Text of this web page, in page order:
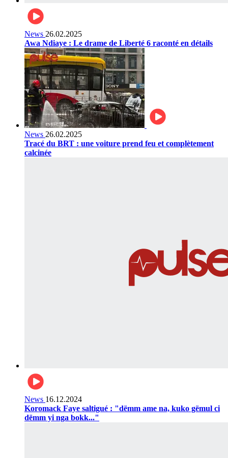
News 26.02.2025
Awa Ndiaye : Le drame de Liberté 6 raconté en détails
News 26.02.2025
Tracé du BRT : une voiture prend feu et complètement
calcinée
News 16.12.2024
Koromack Faye saltigué : "dëmm ame na, kuko gëmul ci
dëmm yi nga bokk..."